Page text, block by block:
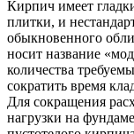
Кирпич имеет
плитки, и
обыкновенного
носит название
количества
сократить время
Для сокращения
нагрузки на